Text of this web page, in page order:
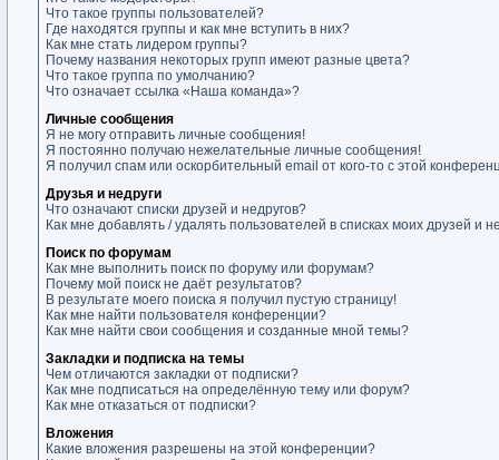
Что такое группы пользователей?
Где находятся группы и как мне вступить в них?
Как мне стать лидером группы?
Почему названия некоторых групп имеют разные цвета?
Что такое группа по умолчанию?
Что означает ссылка «Наша команда»?
Личные сообщения
Я не могу отправить личные сообщения!
Я постоянно получаю нежелательные личные сообщения!
Я получил спам или оскорбительный email от кого-то с этой
Друзья и недруги
Что означают списки друзей и недругов?
Как мне добавлять / удалять пользователей в списках моих друзей и
Поиск по форумам
Как мне выполнить поиск по форуму или форумам?
Почему мой поиск не даёт результатов?
В результате моего поиска я получил пустую страницу!
Как мне найти пользователя конференции?
Как мне найти свои сообщения и созданные мной темы?
Закладки и подписка на темы
Чем отличаются закладки от подписки?
Как мне подписаться на определённую тему или форум?
Как мне отказаться от подписки?
Вложения
Какие вложения разрешены на этой конференции?